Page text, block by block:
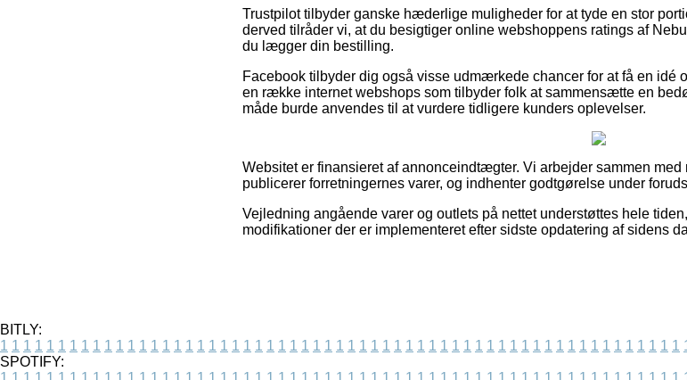
Trustpilot tilbyder ganske hæderlige muligheder for at tyde en stor
derved tilråder vi, at du besigtiger online webshoppens ratings af
du lægger din bestilling.
Facebook tilbyder dig også visse udmærkede chancer for at få en idé
en række internet webshops som tilbyder folk at sammensætte en
måde burde anvendes til at vurdere tidligere kunders oplevelser.
Websitet er finansieret af annonceindtægter. Vi arbejder sammen
publicerer forretningernes varer, og indhenter godtgørelse under
Vejledning angående varer og outlets på nettet understøttes hele
modifikationer der er implementeret efter sidste opdatering af sidens
BITLY:
1 1 1 1 1 1 1 1 1 1 1 1 1 1 1 1 1 1 1 1 1 1 1 1 1 1 1 1 1 1 1 1 1 1 1 1 1 1 1 1 1 1 1 1 1 1 1 1 1 1 1 1 1 1 1 1 1 1 1
SPOTIFY: